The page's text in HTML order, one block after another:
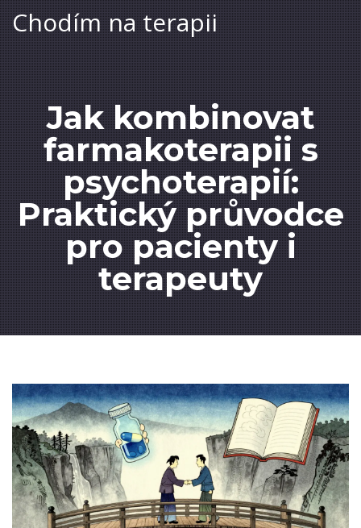
Chodím na terapii
Jak kombinovat
farmakoterapii s
psychoterapií:
Praktický průvodce
pro pacienty i
terapeuty